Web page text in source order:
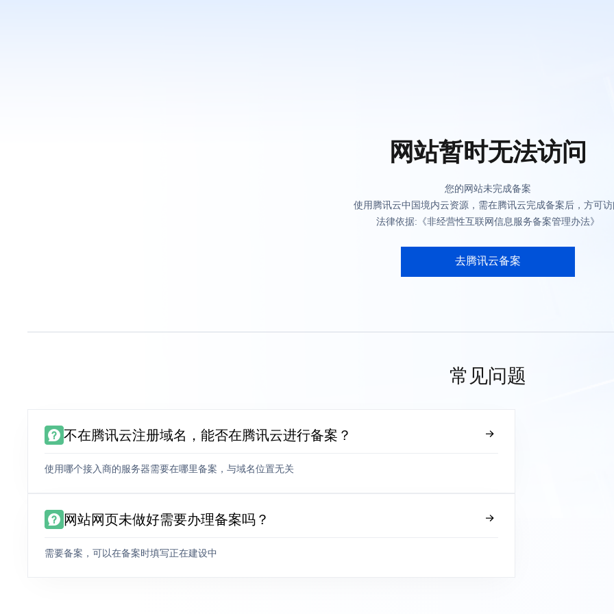
网站暂时无法访问
您的网站未完成备案
使用腾讯云中国境内云资源，需在腾讯云完成备案后，方可
法律依据:《非经营性互联网信息服务备案管理办法》
去腾讯云备案
常见问题
不在腾讯云注册域名，能否在腾讯云进行备案？
使用哪个接入商的服务器需要在哪里备案，与域名位置无关
网站网页未做好需要办理备案吗？
需要备案，可以在备案时填写正在建设中